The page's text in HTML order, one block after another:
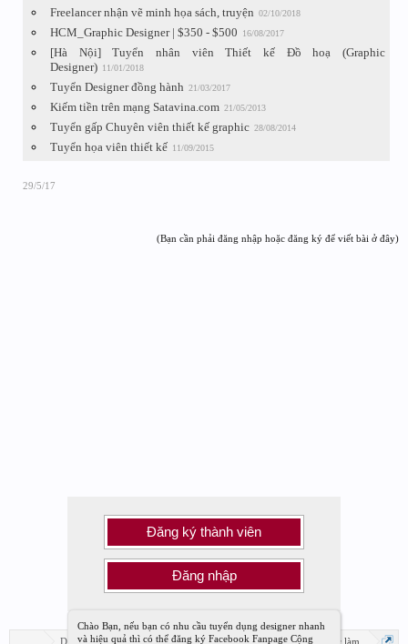
Chào Bạn, nếu bạn có nhu cầu tuyển dụng designer nhanh
và hiệu quả thì có thể đăng ký Facebook Fanpage Cộng
Freelancer nhận vẽ minh họa sách, truyện 02/10/2018
HCM_Graphic Designer | $350 - $500 16/08/2017
[Hà Nội] Tuyển nhân viên Thiết kế Đồ hoạ (Graphic
Designer) 11/01/2018
Tuyển Designer đồng hành 21/03/2017
Kiếm tiền trên mạng Satavina.com 21/05/2013
Tuyển gấp Chuyên viên thiết kế graphic 28/08/2014
Tuyển họa viên thiết kế 11/09/2015
29/5/17
(Bạn cần phải đăng nhập hoặc đăng ký để viết bài ở đây)
Đăng ký thành viên
Đăng nhập
Diễn đàn Diễn đàn Designer Việt Nam Tuyển dụng việc làm